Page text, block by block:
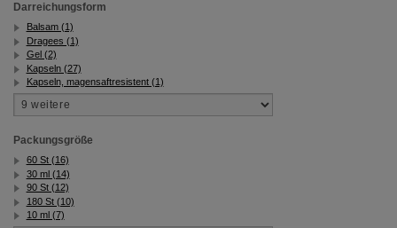
Darreichungsform
Balsam (1)
Dragees (1)
Gel (2)
Kapseln (27)
Kapseln, magensaftresistent (1)
Packungsgröße
60 St (16)
30 ml (14)
90 St (12)
180 St (10)
10 ml (7)